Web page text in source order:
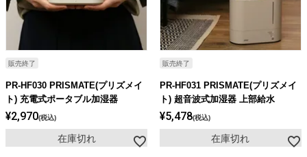
販売終了
PR-HF030 PRISMATE(プリズメイ
ト) 充電式ポータブル加湿器
¥2,970 税込
在庫切れ
販売終了
PR-HF031 PRISMATE(プリズメイ
ト) 超音波式加湿器 上部給水
¥5,478 税込
在庫切れ